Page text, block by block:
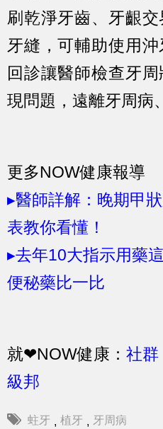
刷乾淨牙齒、牙齦
牙縫，可輔助使用
回診讓醫師檢查牙
現問題，遠離牙周病
更多NOW健康報導
▸醫師詳解：晚期甲
表教你看懂！
▸去年10大指示用藥
便秘藥比一比
就❤NOW健康： 社群
級邦
蛀牙 , 植牙 , 牙周病